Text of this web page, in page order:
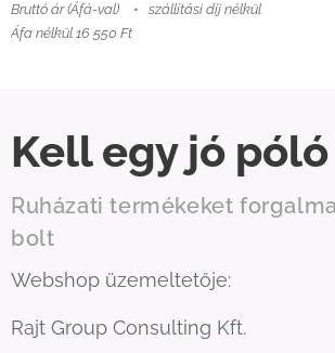
Bruttó ár (Áfá-val)
szállítási díj nélkül
Áfa nélkül 16 550 Ft
Kell egy jó póló
Ruházati termékeket
bolt
Webshop üzemeltetője:
Rajt Group Consulting Kft.